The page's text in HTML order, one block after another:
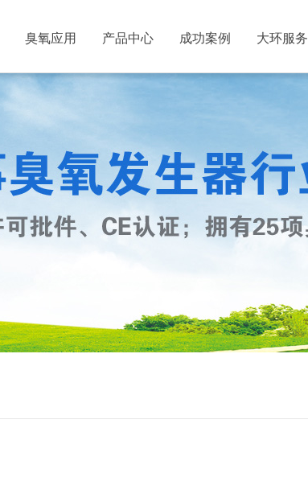
臭氧应用 产品中心 成功案例 大环服务